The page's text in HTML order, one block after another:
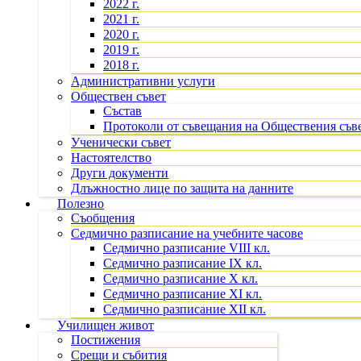
2022 г.
2021 г.
2020 г.
2019 г.
2018 г.
Административни услуги
Обществен съвет
Състав
Протоколи от съвещания на Обществения
Ученически съвет
Настоятелство
Други документи
Длъжностно лице по защита на данните
Полезно
Съобщения
Седмично разписание на учебните часове
Седмично разписание VIII кл.
Седмично разписание IX кл.
Седмично разписание X кл.
Седмично разписание XI кл.
Седмично разписание XII кл.
Училищен живот
Постижения
Срещи и събития